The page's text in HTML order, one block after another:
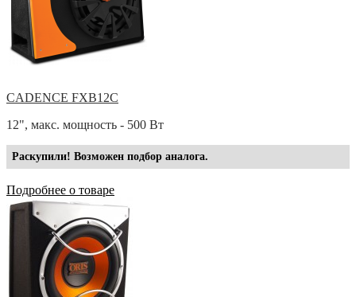
CADENCE FXB12C
12", макс. мощность - 500 Вт
Раскупили! Возможен подбор аналога.
Подробнее о товаре